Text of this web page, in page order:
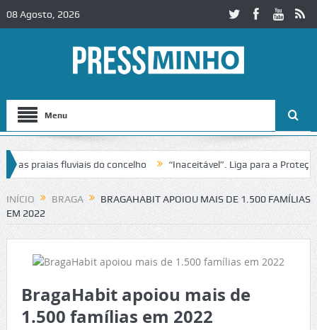
08 Agosto, 2026
Menu
fluviais do concelho “Inaceitável”. Liga para a Proteção da
de trânsito no IC2 em Alcobaça Igreja do Castelo de Cerveira
INÍCIO BRAGA
BRAGAHABIT APOIOU MAIS DE 1.500 FAMÍLIAS
EM 2022
BragaHabit apoiou mais de
1.500 famílias em 2022